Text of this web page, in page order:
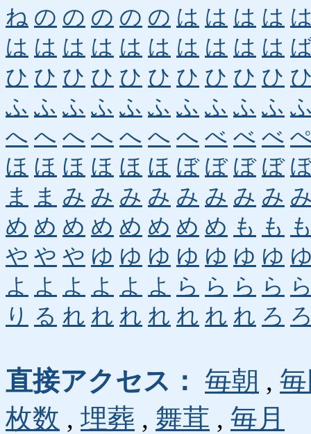
ね の の の の の は は は は
は は は は は は は は は は
ひ ひ ひ ひ ひ ひ ひ ひ ひ ひ
ふ ふ ふ ふ ふ ふ ふ ふ ふ ふ
へ へ へ へ へ へ へ べ べ べ
ほ ほ ほ ほ ほ ほ ぼ ぼ ぼ ぼ
ま
ま み み み み み み み み
め め め め め め め め も も
や や や ゆ ゆ ゆ ゆ ゆ ゆ ゆ
よ よ よ よ よ よ ら ら ら ら
り る れ れ れ れ れ れ れ ろ
直接アクセス： 毎朝 ,
枚数 , 埋葬 , 舞茸 , 毎月